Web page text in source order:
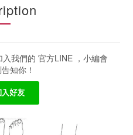
我們的 官方LINE ，小編會
知你！